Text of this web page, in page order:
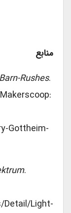
منابع
Rushes
Gottheim-
detail/light-